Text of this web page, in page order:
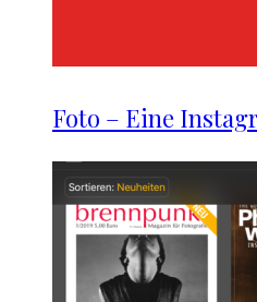
Foto – Eine